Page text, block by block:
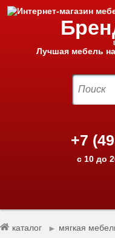
Лучшая мебель
+7
с 10 до
каталог ► мягкая